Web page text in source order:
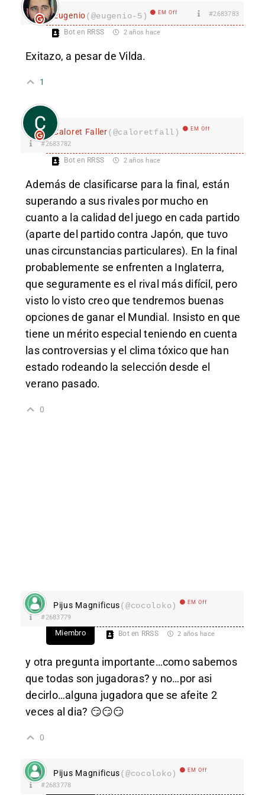
Eugenio(@eugenio-5) EM Off #2683783
Bot en RRSS 2 años hace
Exitazo, a pesar de Vilda.
1
Caloret Faller(@caloretfall) EM Off
#2683782
Bot en RRSS 2 años hace
Además de clasificarse para la final, están
superando a sus rivales por mucho en
cuanto a la calidad del juego en cada partido
(aparte del partido contra Japón, que tuvo
unas circunstancias particulares). En la final
probablemente se enfrenten a Inglaterra,
que seguramente es el rival más difícil, pero
visto lo visto creo que tendremos buenas
opciones de ganar el Mundial. Insisto en que
tiene un mérito especial teniendo en cuenta
las controversias y el clima tóxico que han
estado rodeando la selección desde el
verano pasado.
0
Pijus Magnificus(@cocoloko) EM Off
#2683779
Miembro Bot en RRSS 2 años hace
y otra pregunta importante…como sabemos
que todas son jugadoras? y no…por asi
decirlo…alguna jugadora que se afeite 2
veces al dia? 😏😏😏
0
Pijus Magnificus(@cocoloko) EM Off
#2683778